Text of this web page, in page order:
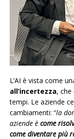
L’AI è vista come
all’incertezza,
tempi. Le aziende
cambiamenti: “la
aziende è come
come diventare più